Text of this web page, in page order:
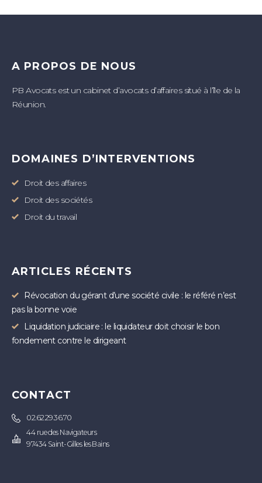
A PROPOS DE NOUS
PB Avocats est un cabinet d’avocats d’affaires situé à l’île de la
Réunion.
DOMAINES D’INTERVENTIONS
Droit des affaires
Droit des sociétés
Droit du travail
ARTICLES RÉCENTS
Révocation du gérant d’une société civile : le référé n’est
pas la bonne voie
Liquidation judiciaire : le liquidateur doit choisir le bon
fondement contre le dirigeant
CONTACT
02.62.29.36.70
44 rue des Navigateurs
97434 Saint-Gilles les Bains